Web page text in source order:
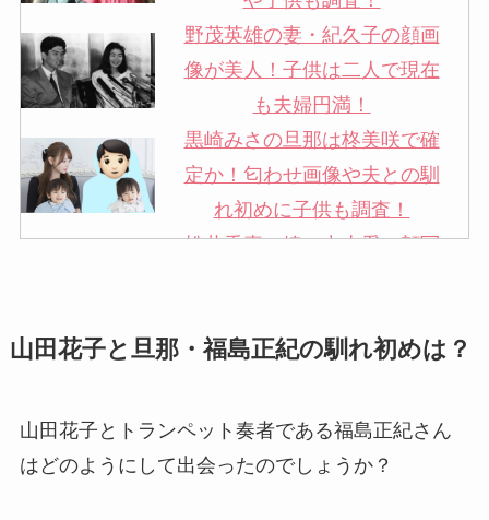
野茂英雄の妻・紀久子の顔画
像が美人！子供は二人で現在
も夫婦円満！
黒崎みさの旦那は柊美咲で確
定か！匂わせ画像や夫との馴
れ初めに子供も調査！
松井秀喜の嫁・中山愛の顔写
申真衣の旦那・工藤けんの現
子供も調査！
竹田恒泰の奥さんの顔写真が
山田花子と旦那・福島正紀の馴れ初めは？
山田花子とトランペット奏者である福島正紀さん
はどのようにして出会ったのでしょうか？